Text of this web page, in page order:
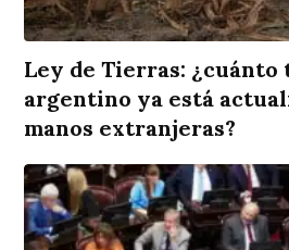
Ley de Tierras:
argentino ya está
manos extranjeras?